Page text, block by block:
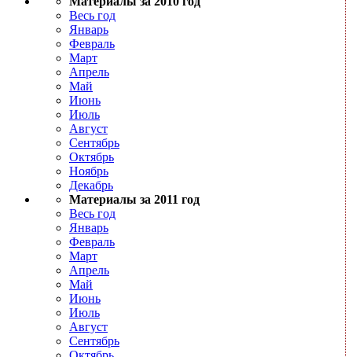
Весь год
Январь
Февраль
Март
Апрель
Май
Июнь
Июль
Август
Сентябрь
Октябрь
Ноябрь
Декабрь
Материалы за 2011 год
Весь год
Январь
Февраль
Март
Апрель
Май
Июнь
Июль
Август
Сентябрь